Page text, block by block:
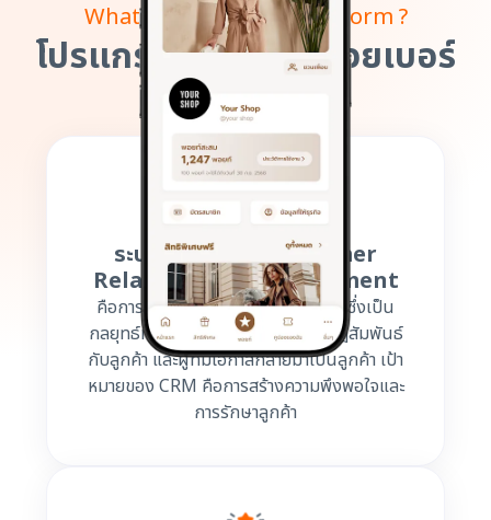
What is Loyalty CRM Platform ?
โปรแกรมสะสมแต้มด้วยเบอร์
โทรคืออะไร?
ระบบ CRM หรือ Customer
Relationship Management
คือการบริหารความสัมพันธ์ของลูกค้าซึ่งเป็น
กลยุทธ์ที่ธุรกิจใช้เพื่อ บริหารจัดการปฎิสัมพันธ์
กับลูกค้า และผู้ที่มีโอกาสกลายมาเป็นลูกค้า เป้า
หมายของ CRM คือการสร้างความพึงพอใจและ
การรักษาลูกค้า